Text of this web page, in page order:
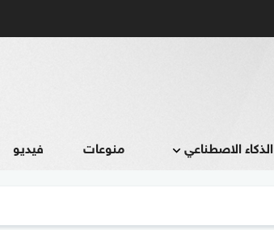
الذكاء الاصطناعي منوعات فيديو